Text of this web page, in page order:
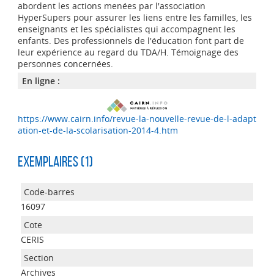
abordent les actions menées par l'association
HyperSupers pour assurer les liens entre les familles, les
enseignants et les spécialistes qui accompagnent les
enfants. Des professionnels de l'éducation font part de
leur expérience au regard du TDA/H. Témoignage des
personnes concernées.
En ligne :
https://www.cairn.info/revue-la-nouvelle-revue-de-l-adapt
ation-et-de-la-scolarisation-2014-4.htm
Exemplaires (1)
16097
CERIS
Archives